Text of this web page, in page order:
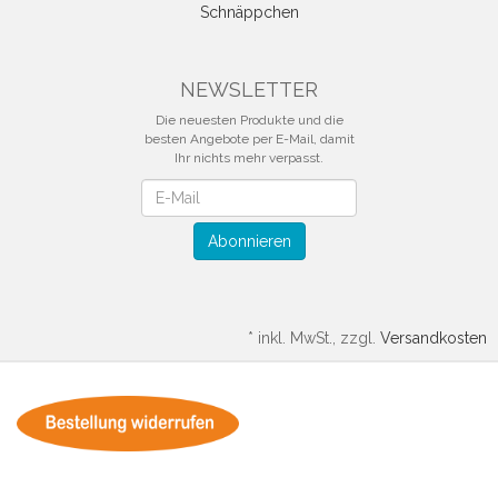
Schnäppchen
NEWSLETTER
Die neuesten Produkte und die
besten Angebote per E-Mail, damit
Ihr nichts mehr verpasst.
Abonnieren
* inkl. MwSt., zzgl. Versandkosten